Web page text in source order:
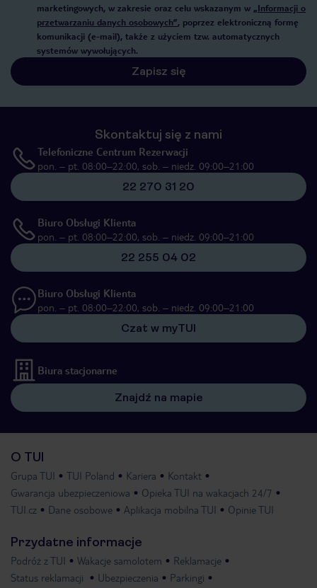
marketingowych, w zakresie oraz celu wskazanym w „Informacji o
przetwarzaniu danych osobowych”, poprzez elektroniczną formę
komunikacji (e-mail), także z użyciem tzw. automatycznych
systemów wywołujących.
Zapisz się
Skontaktuj się z nami
Telefoniczne Centrum Rezerwacji
pon. – pt. 08:00–22:00, sob. – niedz. 09:00–21:00
22 270 31 20
Biuro Obsługi Klienta
pon. – pt. 08:00–22:00, sob. – niedz. 09:00–21:00
22 255 04 02
Biuro Obsługi Klienta
pon. – pt. 08:00–22:00, sob. – niedz. 09:00–21:00
Czat w myTUI
Biura stacjonarne
Znajdź na mapie
O TUI
Grupa TUI TUI Poland Kariera
Kontakt
Gwarancja ubezpieczeniowa
Opieka TUI na wakacjach 24/7
TUI.cz
Dane osobowe Aplikacja mobilna TUI Opinie TUI
Przydatne informacje
Podróż z TUI Wakacje samolotem
Reklamacje
Status reklamacji
Ubezpieczenia Parkingi